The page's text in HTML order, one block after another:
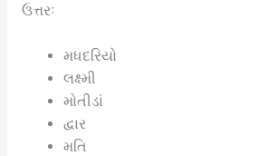
ઉત્તરઃ
મધદરિયો
લક્ષ્મી
મોતીડાં
દ્વાર
મતિ